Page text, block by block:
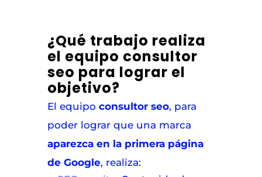
¿Qué trabajo realiza
el equipo consultor
seo para lograr el
objetivo?
El equipo consultor seo, para
poder lograr que una marca
aparezca en la primera página
de Google, realiza: